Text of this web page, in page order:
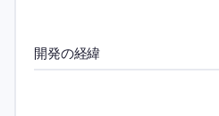
開発の経緯